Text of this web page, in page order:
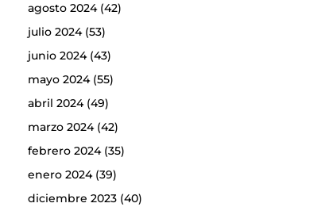
agosto 2024(42)
julio 2024(53)
junio 2024(43)
mayo 2024(55)
abril 2024(49)
marzo 2024(42)
febrero 2024(35)
enero 2024(39)
diciembre 2023(40)